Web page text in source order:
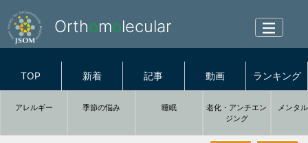
Orthomolecular
TOP 新着 記事 動画 ランキング
アレルギー 季節の悩み 睡眠
老化・アンチエン
ジング
メンタ